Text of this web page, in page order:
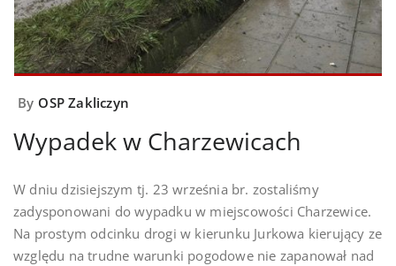
By OSP Zakliczyn
Wypadek w Charzewicach
W dniu dzisiejszym tj. 23 września br. zostaliśmy
zadysponowani do wypadku w miejscowości Charzewice.
Na prostym odcinku drogi w kierunku Jurkowa kierujący ze
względu na trudne warunki pogodowe nie zapanował nad